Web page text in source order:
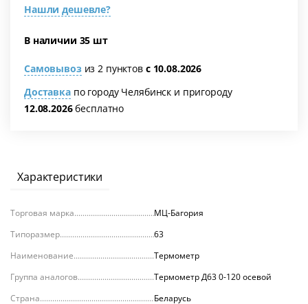
Нашли дешевле?
В наличии 35 шт
Самовывоз из 2 пунктов с 10.08.2026
Доставкапо городу Челябинск и пригороду
12.08.2026бесплатно
Характеристики
Торговая марка
МЦ-Багория
Типоразмер
63
Наименование
Термометр
Группа аналогов
Термометр Д63 0-120 осевой
Страна
Беларусь